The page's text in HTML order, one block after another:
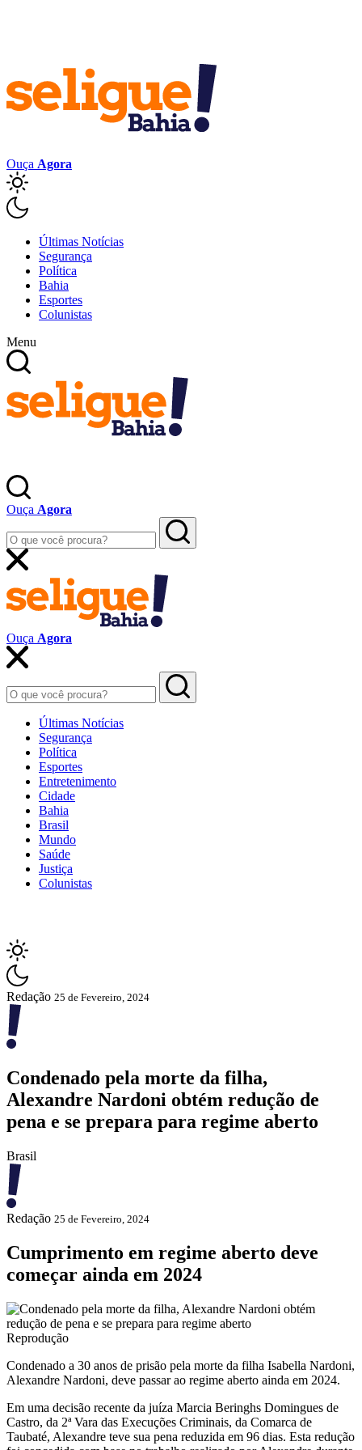
Ouça Agora
Últimas Notícias
Segurança
Política
Bahia
Esportes
Colunistas
Menu
Ouça Agora
Ouça Agora
Últimas Notícias
Segurança
Política
Esportes
Entretenimento
Cidade
Bahia
Brasil
Mundo
Saúde
Justiça
Colunistas
Redação 25 de Fevereiro, 2024
Condenado pela morte da filha,
Alexandre Nardoni obtém redução de
pena e se prepara para regime aberto
Brasil
Redação 25 de Fevereiro, 2024
Cumprimento em regime aberto deve
começar ainda em 2024
Reprodução
Condenado a 30 anos de prisão pela morte da filha Isabella Nardoni,
Alexandre Nardoni, deve passar ao regime aberto ainda em 2024.
Em uma decisão recente da juíza Marcia Beringhs Domingues de
Castro, da 2ª Vara das Execuções Criminais, da Comarca de
Taubaté, Alexandre teve sua pena reduzida em 96 dias. Esta redução